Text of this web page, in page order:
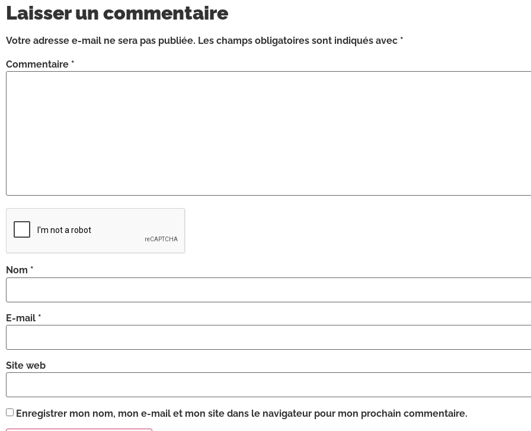
Laisser un commentaire
Votre adresse e-mail ne sera pas publiée. Les champs obligatoires sont indiqués avec *
Commentaire *
Nom *
E-mail *
Site web
Enregistrer mon nom, mon e-mail et mon site dans le navigateur pour mon prochain commentaire.